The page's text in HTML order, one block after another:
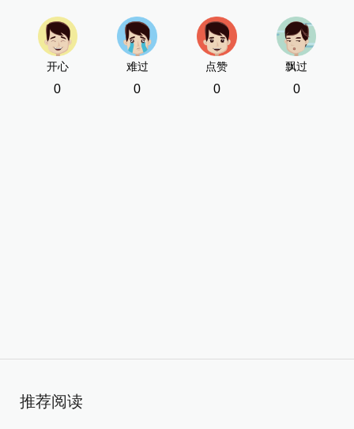
开心
0
难过
0
点赞
0
飘过
0
推荐阅读